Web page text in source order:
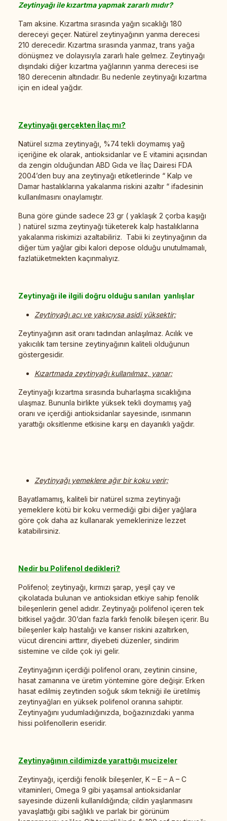
Zeytinyağı ile kızartma yapmak zararlı mıdır?
Tam aksine. Kızartma sırasında yağın sıcaklığı 180
dereceyi geçer. Natürel zeytinyağının yanma derecesi
210 derecedir. Kızartma sırasında yanmaz, trans yağa
dönüşmez ve dolayısıyla zararlı hale gelmez. Zeytinyağı
dışındaki diğer kızartma yağlarının yanma derecesi ise
180 derecenin altındadır. Bu nedenle zeytinyağı kızartma
için en ideal yağdır.
Zeytinyağı gerçekten İlaç mı?
Natürel sızma zeytinyağı, %74 tekli doymamış yağ
içeriğine ek olarak, antioksidanlar ve E vitamini açısından
da zengin olduğundan ABD Gıda ve İlaç Dairesi FDA
2004’den buy ana zeytinyağı etiketlerinde “ Kalp ve
Damar hastalıklarına yakalanma riskini azaltır “ ifadesinin
kullanılmasını onaylamıştır.
Buna göre günde sadece 23 gr ( yaklaşık 2 çorba kaşığı
) natürel sızma zeytinyağı tüketerek kalp hastalıklarına
yakalanma riskimizi azaltabiliriz. Tabii ki zeytinyağının da
diğer tüm yağlar gibi kalori depose olduğu unutulmamalı,
fazlatüketmekten kaçınmalıyız.
Zeytinyağı ile ilgili doğru olduğu sanılan yanlışlar
Zeytinyağı acı ve yakıcıysa asidi yüksektir;
Zeytinyağının asit oranı tadından anlaşılmaz. Acılık ve
yakıcılık tam tersine zeytinyağının kaliteli olduğunun
göstergesidir.
Kızartmada zeytinyağı kullanılmaz, yanar;
Zeytinyağı kızartma sırasında buharlaşma sıcaklığına
ulaşmaz. Bununla birlikte yüksek tekli doymamış yağ
oranı ve içerdiği antioksidanlar sayesinde, ısınmanın
yarattığı oksitlenme etkisine karşı en dayanıklı yağdır.
Zeytinyağı yemeklere ağır bir koku verir;
Bayatlamamış, kaliteli bir natürel sızma zeytinyağı
yemeklere kötü bir koku vermediği gibi diğer yağlara
göre çok daha az kullanarak yemeklerinize lezzet
katabilirsiniz.
Nedir bu Polifenol dedikleri?
Polifenol; zeytinyağı, kırmızı şarap, yeşil çay ve
çikolatada bulunan ve antioksidan etkiye sahip fenolik
bileşenlerin genel adıdır. Zeytinyağı polifenol içeren tek
bitkisel yağdır. 30’dan fazla farklı fenolik bileşen içerir. Bu
bileşenler kalp hastalığı ve kanser riskini azaltırken,
vücut direncini arttırır, diyebeti düzenler, sindirim
sistemine ve cilde çok iyi gelir.
Zeytinyağının içerdiği polifenol oranı, zeytinin cinsine,
hasat zamanına ve üretim yöntemine göre değişir. Erken
hasat edilmiş zeytinden soğuk sıkım tekniği ile üretilmiş
zeytinyağları en yüksek polifenol oranına sahiptir.
Zeytinyağını yudumladığınızda, boğazınızdaki yanma
hissi polifenollerin eseridir.
Zeytinyağının cildimizde yarattığı mucizeler
Zeytinyağı, içerdiği fenolik bileşenler, K – E – A – C
vitaminleri, Omega 9 gibi yaşamsal antioksidanlar
sayesinde düzenli kullanıldığında; cildin yaşlanmasını
yavaşlattığı gibi sağlıklı ve parlak bir görünüm